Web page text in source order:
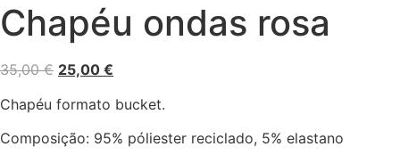
Chapéu ondas rosa
35,00€ O
original
era:
25,00 €
atual
é:
Chapéu formato bucket.
Composição: 95% póliester reciclado, 5% elastano